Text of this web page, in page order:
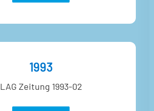
1993
LAG Zeitung 1993-02